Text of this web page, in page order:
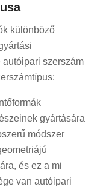
különböző
szerszám
gyártására
módszer
és ez a mi
van autóipari